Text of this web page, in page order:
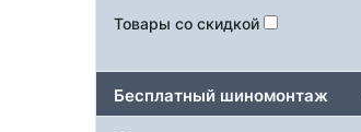
Товары со скидкой
Бесплатный шиномонтаж